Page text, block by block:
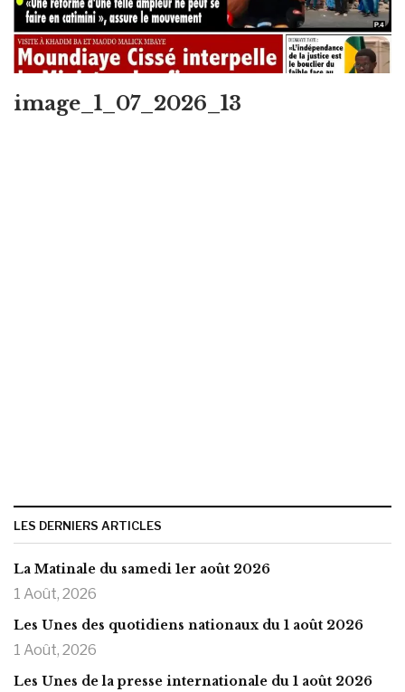
image_1_07_2026_13
LES DERNIERS ARTICLES
La Matinale du samedi 1er août 2026
1 Août, 2026
Les Unes des quotidiens nationaux du 1 août 2026
1 Août, 2026
Les Unes de la presse internationale du 1 août 2026